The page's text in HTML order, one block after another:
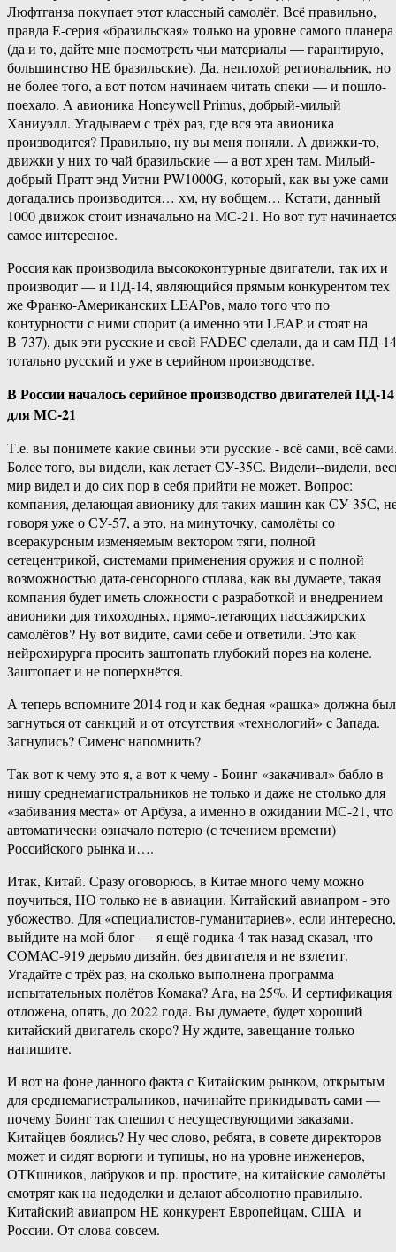
Люфтганза покупает этот классный самолёт. Всё правильно,
правда Е-​серия «бразильская» только на уровне самого планера
(да и то, дайте мне посмотреть чьи материалы — ​гарантирую,
большинство НЕ бразильские). Да, неплохой региональник, но
не более того, а вот потом начинаем читать спеки — и пошло-​
поехало. А авионика Honeywell Primus, добрый-​милый
Ханиуэлл. Угадываем с трёх раз, где вся эта авионика
производится? Правильно, ну вы меня поняли. А движки-​то,
движки у них то чай бразильские — а вот хрен там. Милый-​
добрый Пратт энд Уитни PW1000G, который, как вы уже сами
догадались производится… хм, ну вобщем… Кстати, данный
1000 движок стоит изначально на МС-21. Но вот тут
самое интересное.
Россия как производила высококонтурные двигатели, так их и
производит — и ПД-14, являющийся прямым конкурентом тех
же Франко-​Американских LEAPов, мало того что по
контурности с ними спорит (а именно эти LEAP и стоят на
В-737), дык эти русские и свой FADEC сделали, да и сам ПД-14
тотально русский и уже в серийном производстве.
В России началось серийное производство двигателей ПД-14
для МС-21
Т.е. вы понимете какие свиньи эти русские -​ всё сами, всё
Более того, вы видели, как летает СУ-35С. Видели-​-видели,
мир видел и до сих пор в себя прийти не может. Вопрос:
компания, делающая авионику для таких машин как СУ-35С,
говоря уже о СУ-57, а это, на минуточку, самолёты со
всеракурсным изменяемым вектором тяги, полной
сетецентрикой, системами применения оружия и с полной
возможностью дата-​сенсорного сплава, как вы думаете, такая
компания будет иметь сложности с разработкой и внедрением
авионики для тихоходных, прямо-​летающих пассажирских
самолётов? Ну вот видите, сами себе и ответили. Это как
нейрохирурга просить заштопать глубокий порез на колене.
Заштопает и не поперхнётся.
А теперь вспомните 2014 год и как бедная «рашка» должна
загнуться от санкций и от отсутствия «технологий» с Запада.
Загнулись? Сименс напомнить?
Так вот к чему это я, а вот к чему ​- Боинг «закачивал» бабло в
нишу среднемагистральников не только и даже не столько для
«забивания места» от Арбуза, а именно в ожидании МС-21, что
автоматически означало потерю (с течением времени)
Российского рынка и….
Итак, Китай. Сразу оговорюсь, в Китае много чему можно
поучиться, НО только не в авиации. Китайский авиапром ​- это
убожество. Для «специалистов-​гуманитариев», если интересно,
выйдите на мой блог — я ещё годика 4 так назад сказал, что
COMAC-​919 дерьмо дизайн, без двигателя и не взлетит.
Угадайте с трёх раз, на сколько выполнена программа
испытательных полётов Комака? Ага, на 25%. И сертификация
отложена, опять, до 2022 года. Вы думаете, будет хороший
китайский двигатель скоро? Ну ждите, завещание только
напишите.
И вот на фоне данного факта с Китайским рынком, открытым
для среднемагистральников, начинайте прикидывать сами —
почему Боинг так спешил с несуществующими заказами.
Китайцев боялись? Ну чес слово, ребята, в совете директоров
может и сидят ворюги и тупицы, но на уровне инженеров,
ОТКшников, лабруков и пр. простите, на китайские самолёты
смотрят как на недоделки и делают абсолютно правильно.
Китайский авиапром НЕ конкурент Европейцам, США и
России. От слова совсем.